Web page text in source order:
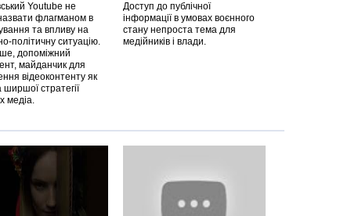
Youtube не
флагманом в
та впливу на
політичну ситуацію.
допоміжний
майданчик для
відеоконтенту як
ширшої стратегії
медіа.
Доступ до публічної
інформації в умовах воєнного
стану непроста тема для
медійників і влади.